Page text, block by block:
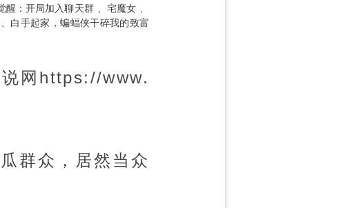
醒：开局加入聊天群
宅魔女
白手起家，蝙蝠侠干碎我的致富
网https://www.
群众，居然当众